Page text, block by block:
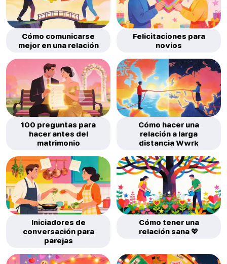
Cómo comunicarse
mejor en una relación
Felicitaciones para
novios
100 preguntas para
hacer antes del
matrimonio
Cómo hacer una
relación a larga
distancia Wwrk
Iniciadores de
conversación para
parejas
Cómo tener una
relación sana 💖